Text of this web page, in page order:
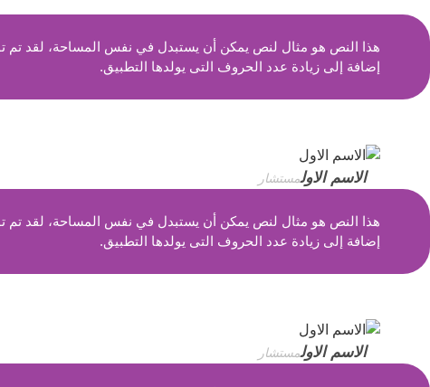
هذا النص هو مثال لنص يمكن أن يستبدل في نفس المساحة، لقد تم
إضافة إلى زيادة عدد الحروف التى يولدها التطبيق.
الاسم الاولمستشار
هذا النص هو مثال لنص يمكن أن يستبدل في نفس المساحة، لقد تم
إضافة إلى زيادة عدد الحروف التى يولدها التطبيق.
الاسم الاولمستشار